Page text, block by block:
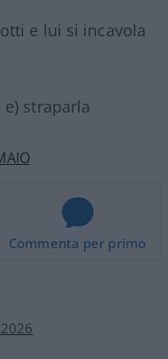
e lui si incavola
e) straparla
Commenta per primo